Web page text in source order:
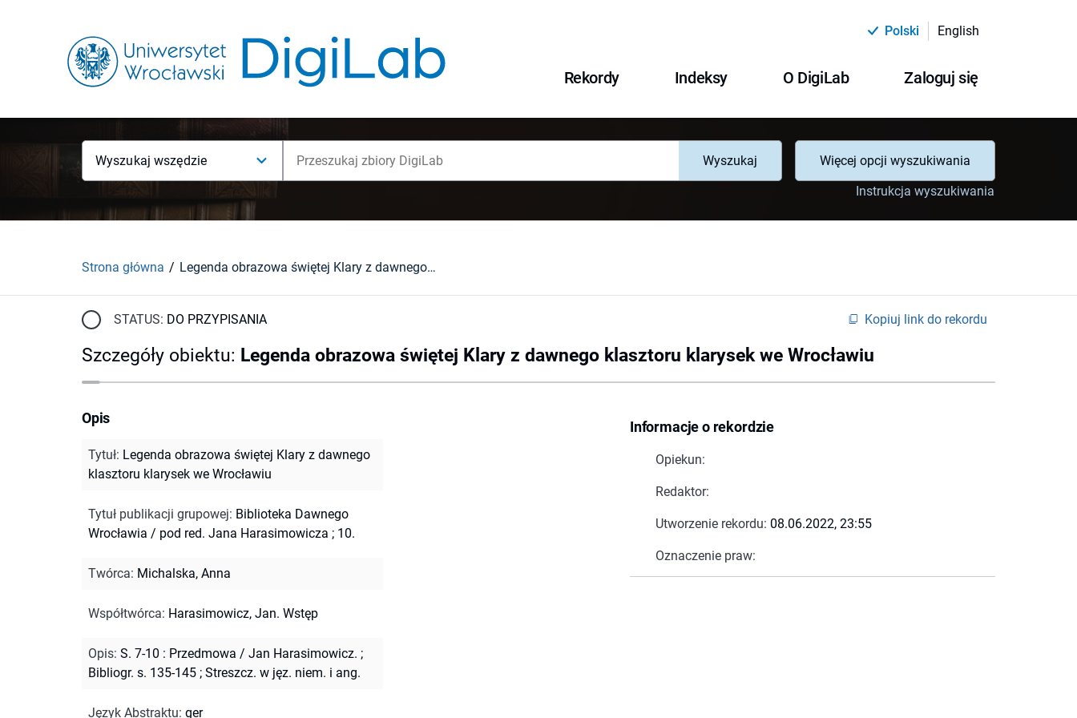
Polski English
Rekordy Indeksy O DigiLab Zaloguj się
Wyszukaj wszędzie Wyszukaj
Więcej opcji wyszukiwania
Instrukcja wyszukiwania
Strona główna Legenda obrazowa świętej Klary z dawnego klasztoru klarysek we Wrocławiu
STATUS: DO PRZYPISANIA Kopiuj link do rekordu
Szczegóły obiektu: Legenda obrazowa świętej Klary z dawnego klasztoru klarysek we Wrocławiu
Informacje o rekordzie
Opiekun:
Redaktor:
Utworzenie rekordu: 08.06.2022, 23:55
Oznaczenie praw:
Opis
Tytuł: Legenda obrazowa świętej Klary z dawnego
klasztoru klarysek we Wrocławiu
Tytuł publikacji grupowej: Biblioteka Dawnego
Wrocławia / pod red. Jana Harasimowicza ; 10.
Twórca: Michalska, Anna
Współtwórca: Harasimowicz, Jan. Wstęp
Opis: S. 7-10 : Przedmowa / Jan Harasimowicz. ;
Bibliogr. s. 135-145 ; Streszcz. w jęz. niem. i ang.
Język Abstraktu: ger